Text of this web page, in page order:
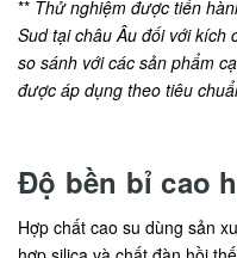
** Thử nghiệm được tiến
Sud tại châu Âu đối với kích
so sánh với các sản phẩm
được áp dụng theo tiêu
Độ bền bỉ cao
Hợp chất cao su dùng sản